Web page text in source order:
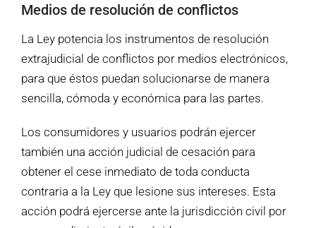
Medios de resolución de conflictos
La Ley potencia los instrumentos de resolución
extrajudicial de conflictos por medios electrónicos,
para que éstos puedan solucionarse de manera
sencilla, cómoda y económica para las partes.
Los consumidores y usuarios podrán ejercer
también una acción judicial de cesación para
obtener el cese inmediato de toda conducta
contraria a la Ley que lesione sus intereses. Esta
acción podrá ejercerse ante la jurisdicción civil por